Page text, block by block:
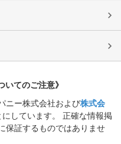
いてのご注意》
ニー株式会社および株式会
しています。 正確な情報掲
保証するものではありませ